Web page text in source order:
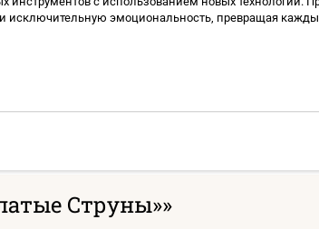
исключительную эмоциональность, превращая
Струны»»